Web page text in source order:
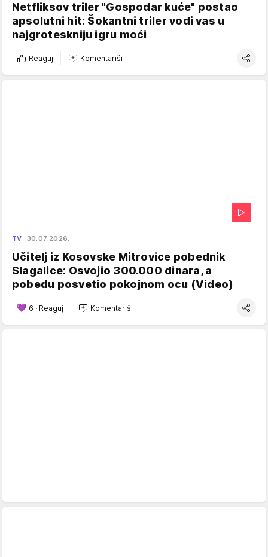
Netfliksov triler "Gospodar kuće" postao
apsolutni hit: Šokantni triler vodi vas u
najgroteskniju igru moći
Reaguj Komentariši
TV 30.07.2026.
Učitelj iz Kosovske Mitrovice pobednik
Slagalice: Osvojio 300.000 dinara, a
pobedu posvetio pokojnom ocu (Video)
6 · Reaguj Komentariši